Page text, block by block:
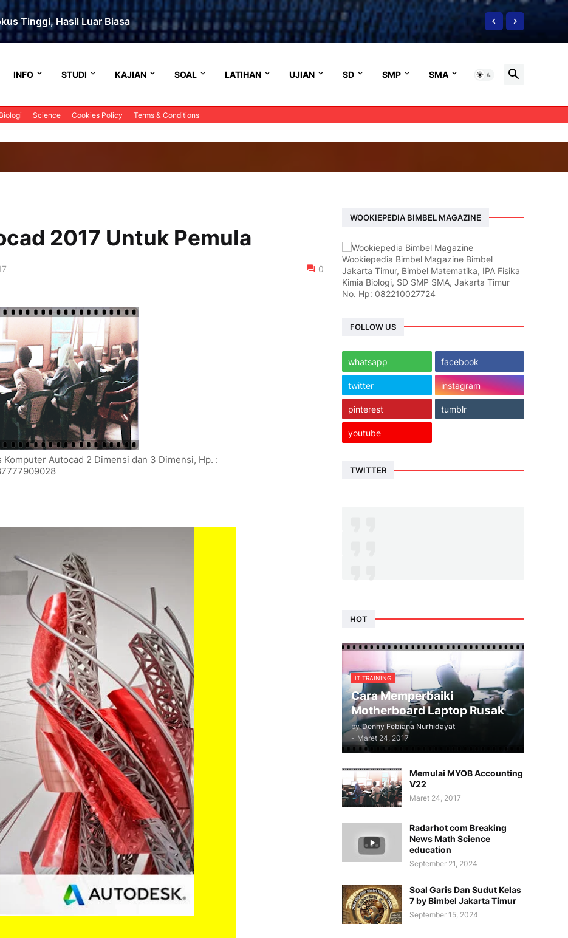
Tinggi, Hasil Luar Biasa
INFO STUDI KAJIAN SOAL LATIHAN UJIAN SD SMP SMA
Biologi Science Cookies Policy Terms & Conditions
2017 Untuk Pemula
0
Autocad 2 Dimensi dan 3 Dimensi, Hp. :
WOOKIEPEDIA BIMBEL MAGAZINE
Wookiepedia Bimbel Magazine Bimbel
Jakarta Timur, Bimbel Matematika, IPA Fisika
Kimia Biologi, SD SMP SMA, Jakarta Timur
No. Hp: 082210027724
FOLLOW US
whatsapp facebook
twitter instagram
pinterest tumblr
youtube
TWITTER
HOT
IT TRAINING
Cara Memperbaiki
Motherboard Laptop Rusak
by Denny Febiana Nurhidayat
- Maret 24, 2017
Memulai MYOB Accounting
V22
Maret 24, 2017
Radarhot com Breaking
News Math Science
education
September 21, 2024
Soal Garis Dan Sudut Kelas
7 by Bimbel Jakarta Timur
September 15, 2024